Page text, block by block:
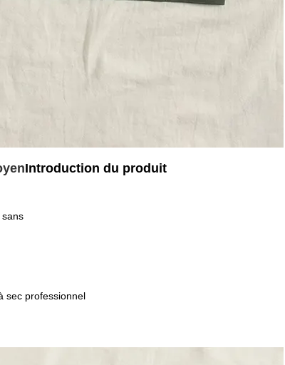
Introduction du produit
sec professionnel